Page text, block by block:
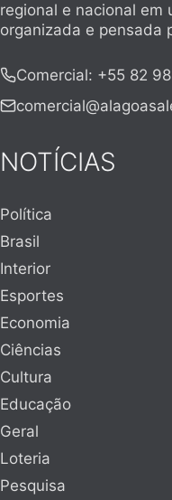
regional e nacional em
organizada e pensada
Comercial: +55 82
NOTÍCIAS
Política
Brasil
Interior
Esportes
Economia
Ciências
Cultura
Educação
Geral
Loteria
Pesquisa